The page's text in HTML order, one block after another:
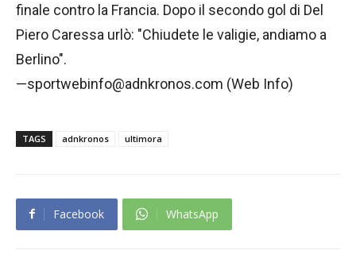
finale contro la Francia. Dopo il secondo gol di Del
Piero Caressa urlò: "Chiudete le valigie, andiamo a
Berlino".
—sportwebinfo@adnkronos.com (Web Info)
TAGS adnkronos ultimora
Facebook WhatsApp